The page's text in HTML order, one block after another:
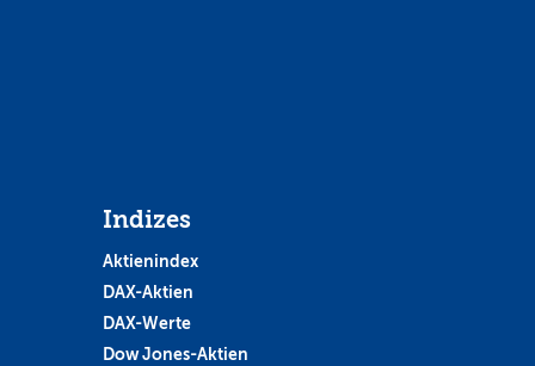
Indizes
Aktienindex
DAX-Aktien
DAX-Werte
Dow Jones-Aktien